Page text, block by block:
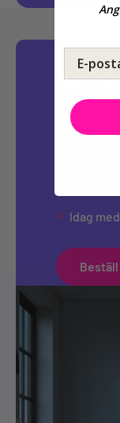
LED-
Idag med
Beställ
E-